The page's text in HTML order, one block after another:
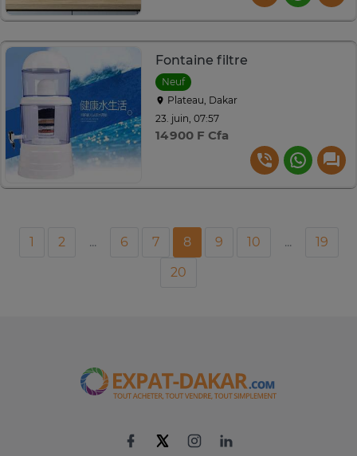
Fontaine filtre
Neuf
Plateau, Dakar
23. juin, 07:57
14 900 F Cfa
1 2 ... 6 7 8 9 10 ...
19
20